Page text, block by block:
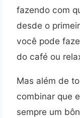
fazendo com
desde o
você pode
do café ou
Mas além de
combinar que
sempre um